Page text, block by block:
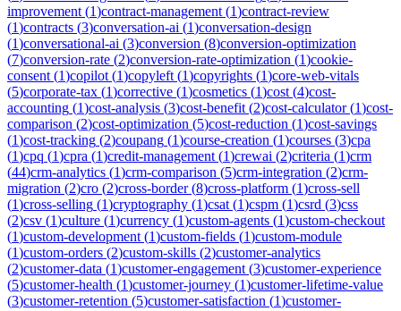
improvement (1)contract-management (1)contract-review
(1)contracts (3)conversation-ai (1)conversation-design
(1)conversational-ai (3)conversion (8)conversion-optimization
(7)conversion-rate (2)conversion-rate-optimization (1)cookie-
consent (1)copilot (1)copyleft (1)copyrights (1)core-web-vitals
(5)corporate-tax (1)corrective (1)cosmetics (1)cost (4)cost-
accounting (1)cost-analysis (3)cost-benefit (2)cost-calculator(1)cost-
comparison (2)cost-optimization (5)cost-reduction (1)cost-savings
(1)cost-tracking (2)coupang (1)course-creation (1)courses (3)cpa
(1)cpq (1)cpra (1)credit-management (1)crewai (2)criteria (1)crm
(44)crm-analytics (1)crm-comparison (5)crm-integration (2)crm-
migration (2)cro (2)cross-border(8)cross-platform (1)cross-sell
(1)cross-selling (1)cryptography (1)csat (1)cspm (1)csrd (3)css
(2)csv (1)culture (1)currency (1)custom-agents (1)custom-checkout
(1)custom-development (1)custom-fields (1)custom-module
(1)custom-orders (2)custom-skills (2)customer-analytics
(2)customer-data (1)customer-engagement (3)customer-experience
(5)customer-health (1)customer-journey (1)customer-lifetime-value
(3)customer-retention (5)customer-satisfaction (1)customer-